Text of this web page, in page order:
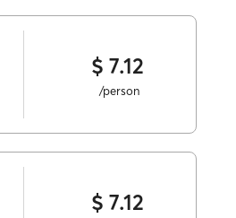
$ 7.12
/person
$ 7.12